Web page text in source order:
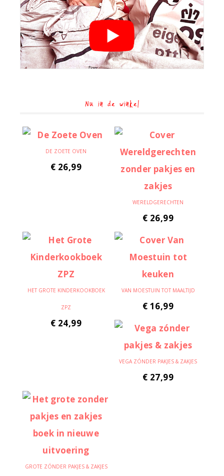
Nu in de winkel
DE ZOETE OVEN
€ 26,99
WERELDGERECHTEN
€ 26,99
HET GROTE KINDERKOOKBOEK
ZPZ
€ 24,99
VAN MOESTUIN TOT MAALTIJD
€ 16,99
VEGA ZÓNDER PAKJES & ZAKJES
€ 27,99
GROTE ZÓNDER PAKJES & ZAKJES